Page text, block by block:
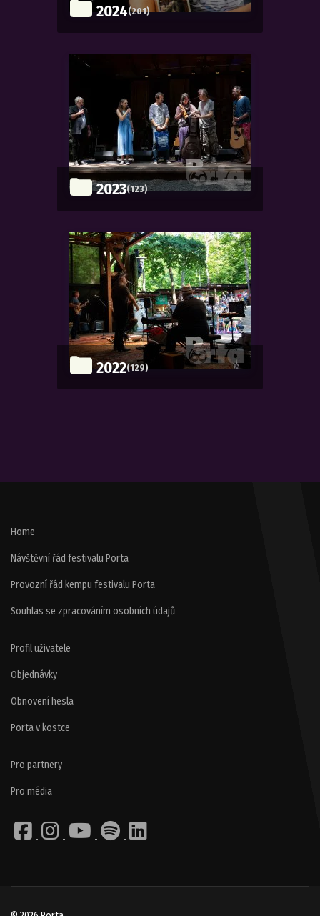
2024(201)
2023(123)
2022(129)
Home
Návštěvní řád festivalu Porta
Provozní řád kempu festivalu Porta
Souhlas se zpracováním osobních údajů
Profil uživatele
Objednávky
Obnovení hesla
Porta v kostce
Pro partnery
Pro média